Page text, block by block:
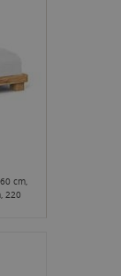
cm,
220